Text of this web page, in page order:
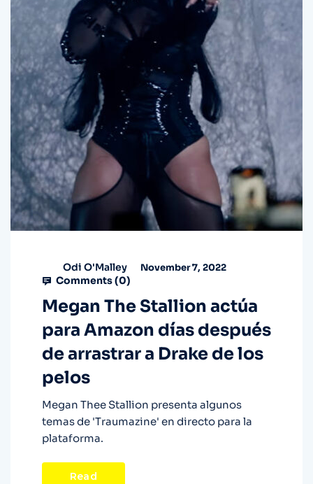
Odi O'Malley November 7, 2022
Comments (0)
Megan The Stallion actúa
para Amazon días después
de arrastrar a Drake de los
pelos
Megan Thee Stallion presenta algunos
temas de 'Traumazine' en directo para la
plataforma.
Read